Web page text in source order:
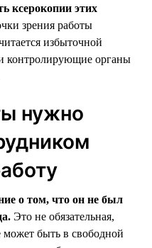
ксерокопии этих
зрения работы
избыточной
контролирующие органы
нужно
о том, что он не был
Это не обязательная,
может быть в свободной